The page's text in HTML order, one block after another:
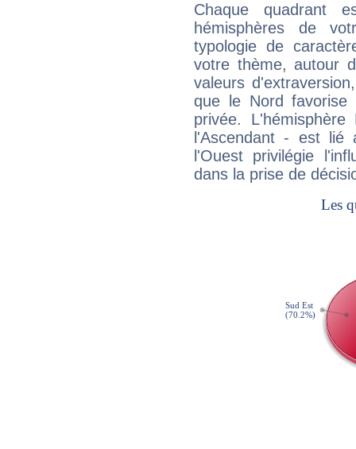
Chaque quadrant
hémisphères de
typologie de
votre thème, autour
valeurs
que le Nord favorise
privée.
l'Ascendant - est
l'Ouest privilégie
dans la prise de